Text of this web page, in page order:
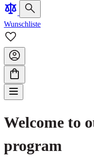
Wunschliste
Welcome to
program